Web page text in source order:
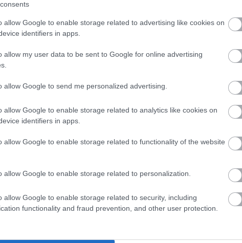
allow Google to enable storage related to advertising like cookies on
identifiers in apps.
allow my user data to be sent to Google for online advertising
allow Google to send me personalized advertising.
allow Google to enable storage related to analytics like cookies on
identifiers in apps.
allow Google to enable storage related to functionality of the website
allow Google to enable storage related to personalization.
allow Google to enable storage related to security, including
functionality and fraud prevention, and other user protection.
Fesztiválján rendezett beszélgetésen elmondta:
és dramaturgképzésben egy olyan izmus vette át
megközelítést honosít meg, amiben a dekadencia
a lekicsinylés.
a dramaturgok és kritikusok hipnózisától. Egy új
nagyon nagy harc. Ez a buzilobbi tulajdonképpen.
Fel kell ismerni a helyzetet, fel kell venni a
de főleg iskolákat" - mondta a miniszterelnöki